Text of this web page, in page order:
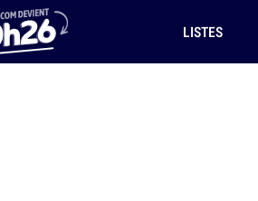
LISTES